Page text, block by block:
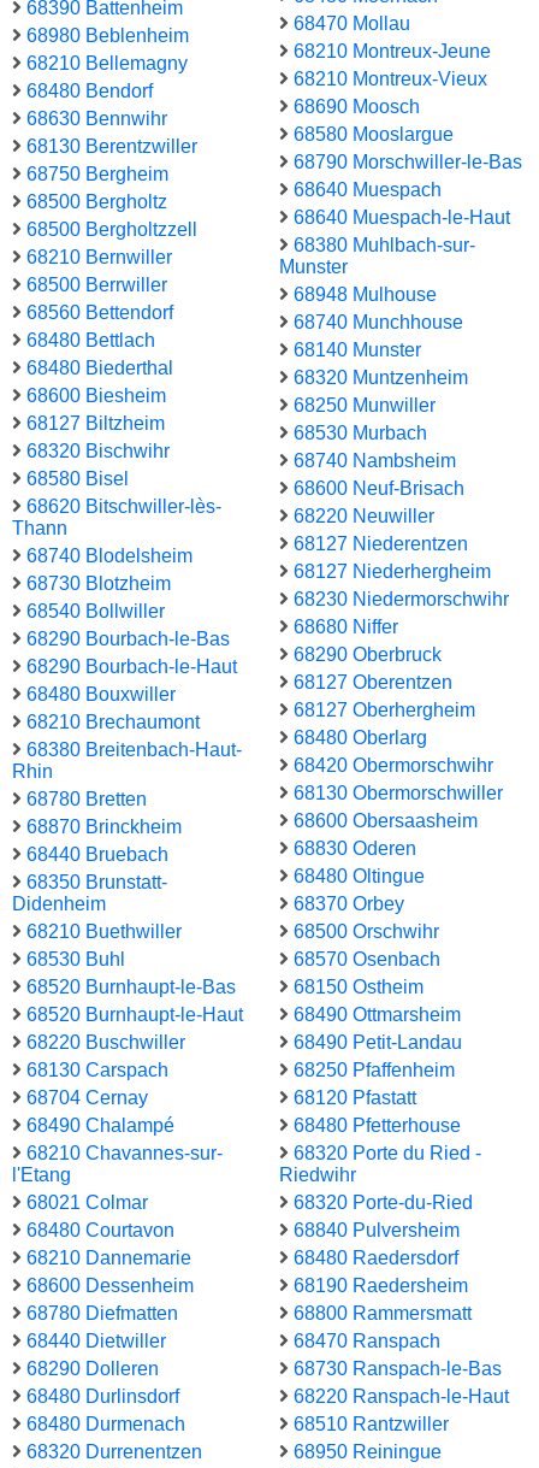
68390 Battenheim
68980 Beblenheim
68210 Bellemagny
68480 Bendorf
68630 Bennwihr
68130 Berentzwiller
68750 Bergheim
68500 Bergholtz
68500 Bergholtzzell
68210 Bernwiller
68500 Berrwiller
68560 Bettendorf
68480 Bettlach
68480 Biederthal
68600 Biesheim
68127 Biltzheim
68320 Bischwihr
68580 Bisel
68620 Bitschwiller-lès-
Thann
68740 Blodelsheim
68730 Blotzheim
68540 Bollwiller
68290 Bourbach-le-Bas
68290 Bourbach-le-Haut
68480 Bouxwiller
68210 Brechaumont
68380 Breitenbach-Haut-
Rhin
68780 Bretten
68870 Brinckheim
68440 Bruebach
68350 Brunstatt-
Didenheim
68210 Buethwiller
68530 Buhl
68520 Burnhaupt-le-Bas
68520 Burnhaupt-le-Haut
68220 Buschwiller
68130 Carspach
68704 Cernay
68490 Chalampé
68210 Chavannes-sur-
l'Etang
68021 Colmar
68480 Courtavon
68210 Dannemarie
68600 Dessenheim
68780 Diefmatten
68440 Dietwiller
68290 Dolleren
68480 Durlinsdorf
68480 Durmenach
68320 Durrenentzen
68470 Mollau
68210 Montreux-Jeune
68210 Montreux-Vieux
68690 Moosch
68580 Mooslargue
68790 Morschwiller-le-Bas
68640 Muespach
68640 Muespach-le-Haut
68380 Muhlbach-sur-
Munster
68948 Mulhouse
68740 Munchhouse
68140 Munster
68320 Muntzenheim
68250 Munwiller
68530 Murbach
68740 Nambsheim
68600 Neuf-Brisach
68220 Neuwiller
68127 Niederentzen
68127 Niederhergheim
68230 Niedermorschwihr
68680 Niffer
68290 Oberbruck
68127 Oberentzen
68127 Oberhergheim
68480 Oberlarg
68420 Obermorschwihr
68130 Obermorschwiller
68600 Obersaasheim
68830 Oderen
68480 Oltingue
68370 Orbey
68500 Orschwihr
68570 Osenbach
68150 Ostheim
68490 Ottmarsheim
68490 Petit-Landau
68250 Pfaffenheim
68120 Pfastatt
68480 Pfetterhouse
68320 Porte du Ried -
Riedwihr
68320 Porte-du-Ried
68840 Pulversheim
68480 Raedersdorf
68190 Raedersheim
68800 Rammersmatt
68470 Ranspach
68730 Ranspach-le-Bas
68220 Ranspach-le-Haut
68510 Rantzwiller
68950 Reiningue